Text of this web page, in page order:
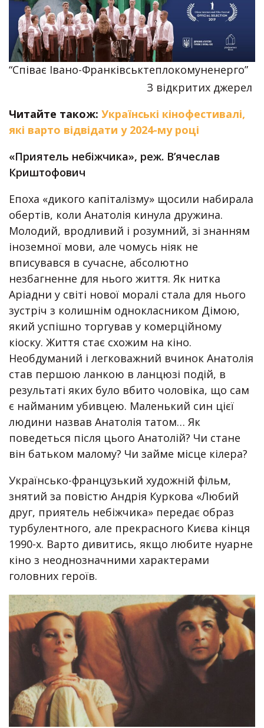
“Співає Івано-Франківськтеплокомуненерго”
З відкритих джерел
Читайте також: Українські кінофестивалі,
які варто відвідати у 2024-му році
«Приятель небіжчика», реж. В’ячеслав
Криштофович
Епоха «дикого капіталізму» щосили набирала
обертів, коли Анатолія кинула дружина.
Молодий, вродливий і розумний, зі знанням
іноземної мови, але чомусь ніяк не
вписувався в сучасне, абсолютно
незбагненне для нього життя. Як нитка
Аріадни у світі нової моралі стала для нього
зустріч з колишнім однокласником Дімою,
який успішно торгував у комерційному
кіоску. Життя стає схожим на кіно.
Необдуманий і легковажний вчинок Анатолія
став першою ланкою в ланцюзі подій, в
результаті яких було вбито чоловіка, що сам
є найманим убивцею. Маленький син цієї
людини назвав Анатолія татом… Як
поведеться після цього Анатолій? Чи стане
він батьком малому? Чи займе місце кілера?
Українсько-французький художній фільм,
знятий за повістю Андрія Куркова «Любий
друг, приятель небіжчика» передає образ
турбулентного, але прекрасного Києва кінця
1990-х. Варто дивитись, якщо любите нуарне
кіно з неоднозначними характерами
головних героїв.